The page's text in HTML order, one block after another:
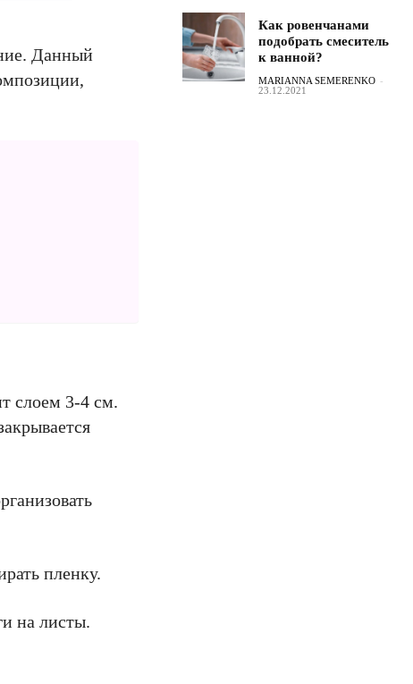
Данный
слоем 3-4 см.
пленку.
на листы.
Как ровенчанами
подобрать смеситель
к ванной?
MARIANNA SEMERENKO -
23.12.2021